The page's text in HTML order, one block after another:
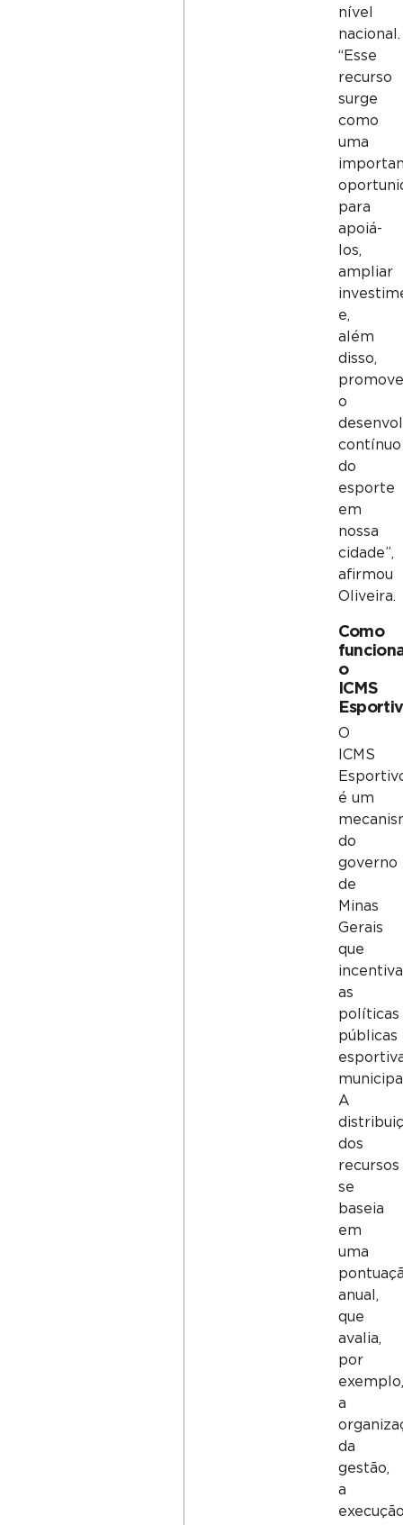
nível
nacional.
“Esse
recurso
surge
como
uma
para
apoiá-
los,
ampliar
e,
além
disso,
o
contínuo
do
esporte
em
nossa
cidade”,
afirmou
Oliveira.
Como
o
ICMS
O
ICMS
é um
do
governo
de
Minas
Gerais
que
incentiva
as
políticas
públicas
A
dos
recursos
se
baseia
em
uma
anual,
que
avalia,
por
exemplo,
a
da
gestão,
a